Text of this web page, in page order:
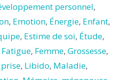
personnel,
, Emotion, Énergie, Enfant,
, Estime de soi, Étude,
Fatigue, Femme, Grossesse,
, Libido, Maladie,